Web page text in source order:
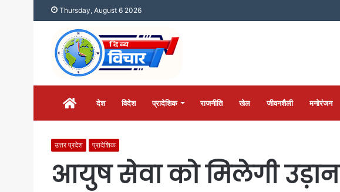
Thursday, August 6 2026
होम देश विदेश प्रादेशिक राजनीति खेल जीवनशैली मनोरंजन
उत्तर प्रदेश प्रादेशिक
आयुष सेवा को मिलेगी उड़ान